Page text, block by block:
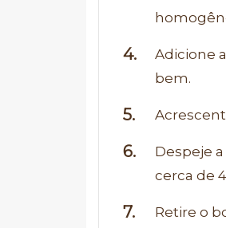
Adicione
bem.
Despeje
cerca de
Retire o